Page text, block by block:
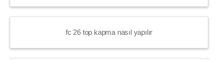
fc 26 top kapma nasıl yapılır